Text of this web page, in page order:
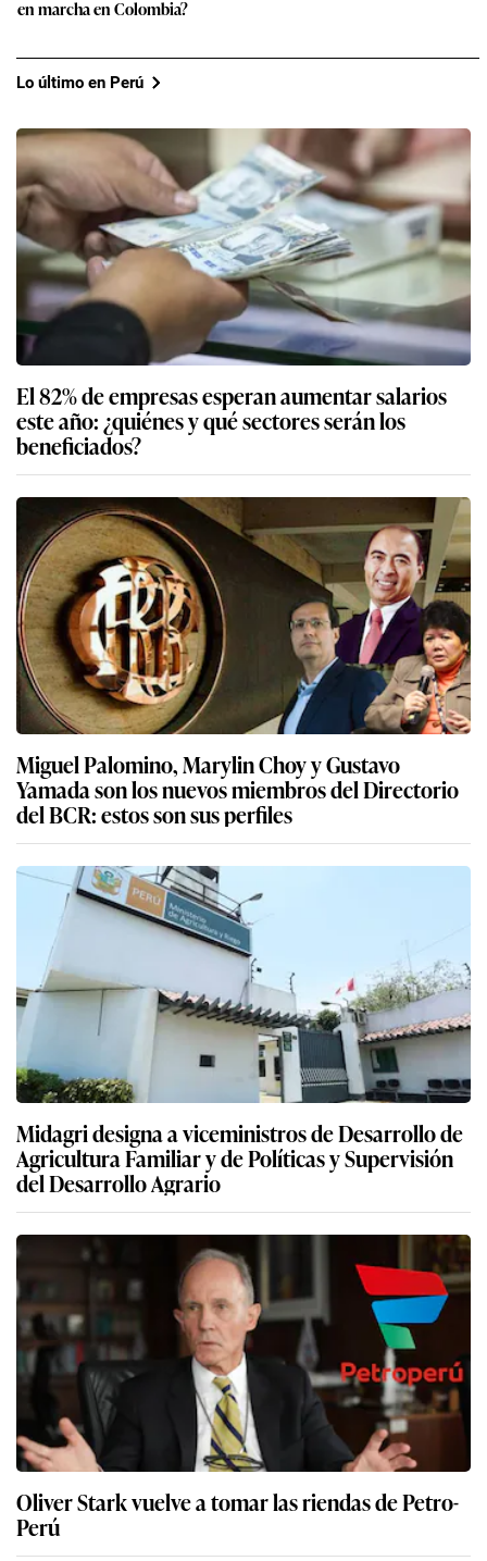
en marcha en Colombia?
Lo último en Perú
El 82% de empresas esperan aumentar salarios
este año: ¿quiénes y qué sectores serán los
beneficiados?
Miguel Palomino, Marylin Choy y Gustavo
Yamada son los nuevos miembros del Directorio
del BCR: estos son sus perfiles
Midagri designa a viceministros de Desarrollo de
Agricultura Familiar y de Políticas y Supervisión
del Desarrollo Agrario
Oliver Stark vuelve a tomar las riendas de Petro-
Perú